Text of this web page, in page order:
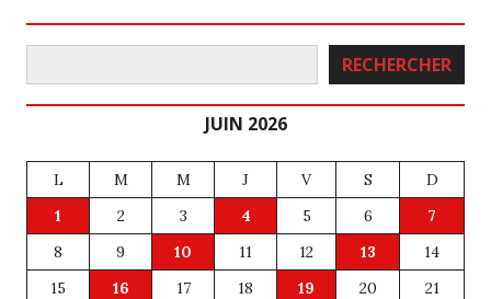
Rechercher RECHERCHER
JUIN 2026
L M M J V S
D
1
2 3 4 5 6
7
8
9 10 11 12 13
14
15
16 17 18 19 20
21